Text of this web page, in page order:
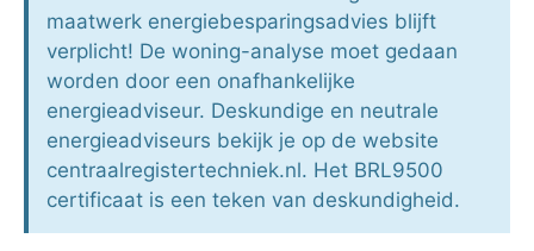
maatwerk energiebesparingsadvies blijft
verplicht! De woning-analyse moet gedaan
worden door een onafhankelijke
energieadviseur. Deskundige en neutrale
energieadviseurs bekijk je op de website
centraalregistertechniek.nl. Het BRL9500
certificaat is een teken van deskundigheid.